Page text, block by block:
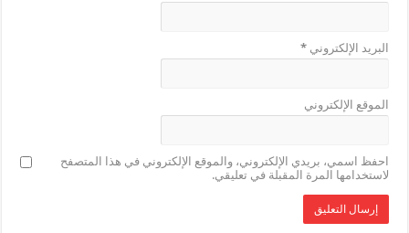
البريد الإلكتروني*
الموقع الإلكتروني
احفظ اسمي، بريدي الإلكتروني، والموقع الإلكتروني في هذا المتصفح
لاستخدامها المرة المقبلة في تعليقي.